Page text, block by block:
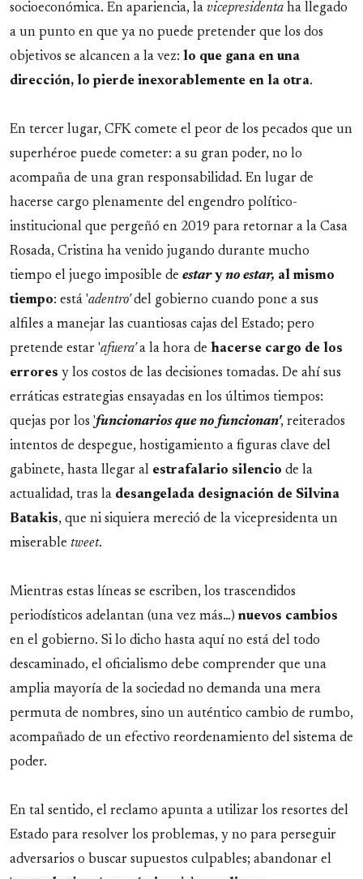
socioeconómica. En apariencia, la vicepresidenta ha llegado
a un punto en que ya no puede pretender que los dos
objetivos se alcancen a la vez: lo que gana en una
dirección, lo pierde inexorablemente en la otra.
En tercer lugar, CFK comete el peor de los pecados que un
superhéroe puede cometer: a su gran poder, no lo
acompaña de una gran responsabilidad. En lugar de
hacerse cargo plenamente del engendro político-
institucional que pergeñó en 2019 para retornar a la Casa
Rosada, Cristina ha venido jugando durante mucho
tiempo el juego imposible de estaryno estar, al mismo
tiempo: está 'adentro'del gobierno cuando pone a sus
alfiles a manejar las cuantiosas cajas del Estado; pero
pretende estar 'afuera'a la hora de hacerse cargo de los
errores y los costos de las decisiones tomadas. De ahí sus
erráticas estrategias ensayadas en los últimos tiempos:
quejas por los 'funcionarios que no funcionan', reiterados
intentos de despegue, hostigamiento a figuras clave del
gabinete, hasta llegar al estrafalario silencio de la
actualidad, tras la desangelada designación de Silvina
Batakis, que ni siquiera mereció de la vicepresidenta un
miserable tweet.
Mientras estas líneas se escriben, los trascendidos
periodísticos adelantan (una vez más…) nuevos cambios
en el gobierno. Si lo dicho hasta aquí no está del todo
descaminado, el oficialismo debe comprender que una
amplia mayoría de la sociedad no demanda una mera
permuta de nombres, sino un auténtico cambio de rumbo,
acompañado de un efectivo reordenamiento del sistema de
poder.
En tal sentido, el reclamo apunta a utilizar los resortes del
Estado para resolver los problemas, y no para perseguir
adversarios o buscar supuestos culpables; abandonar el